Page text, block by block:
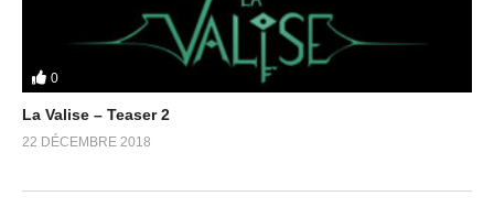
0
La Valise – Teaser 2
22 DÉCEMBRE 2018